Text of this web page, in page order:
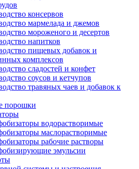
консервов
мармелада и джемов
мороженого и десертов
напитков
пищевых добавок и
комплексов
сладостей и конфет
соусов и кетчупов
травяных чаев и добавок к
порошки
водорастворимые
маслорастворимые
рабочие растворы
эмульсии